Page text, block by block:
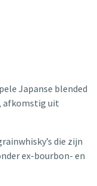
Japanse blended
afkomstig uit
die zijn
ex-bourbon- en